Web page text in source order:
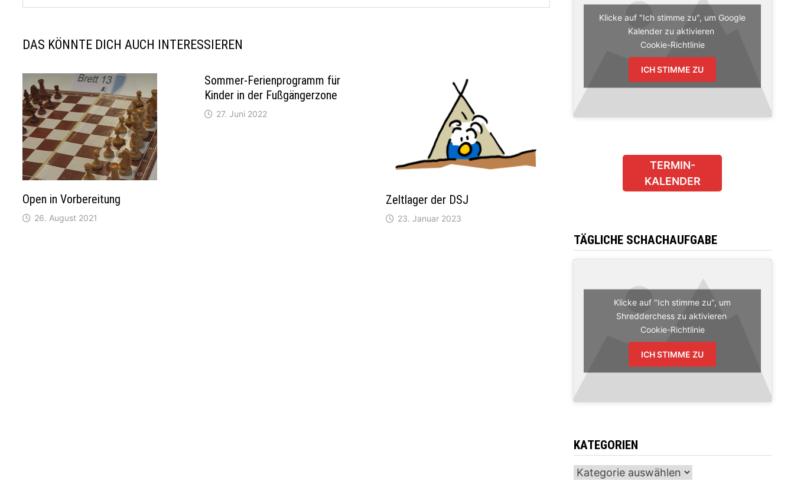
DAS KÖNNTE DICH AUCH INTERESSIEREN
Open in Vorbereitung
26. August 2021
Sommer-Ferienprogramm für
Kinder in der Fußgängerzone
27. Juni 2022
Zeltlager der DSJ
23. Januar 2023
Klicke auf "Ich stimme zu", um Google
Kalender zu aktivieren
Cookie-Richtlinie
ICH STIMME ZU
TERMIN-
KALENDER
TÄGLICHE SCHACHAUFGABE
Klicke auf "Ich stimme zu", um
Shredderchess zu aktivieren
Cookie-Richtlinie
ICH STIMME ZU
KATEGORIEN
Kategorien